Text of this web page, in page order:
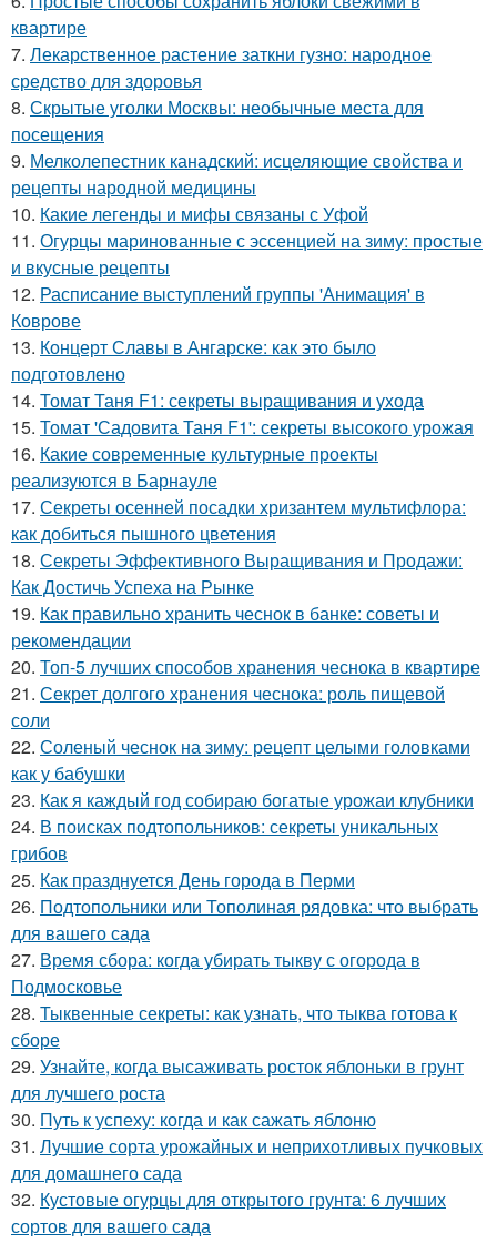
квартире
7. Лекарственное растение заткни гузно: народное
средство для здоровья
8. Скрытые уголки Москвы: необычные места для
посещения
9. Мелколепестник канадский: исцеляющие свойства и
рецепты народной медицины
10. Какие легенды и мифы связаны с Уфой
11. Огурцы маринованные с эссенцией на зиму: простые
и вкусные рецепты
12. Расписание выступлений группы 'Анимация' в
Коврове
13. Концерт Славы в Ангарске: как это было
подготовлено
14. Томат Таня F1: секреты выращивания и ухода
15. Томат 'Садовита Таня F1': секреты высокого урожая
16. Какие современные культурные проекты
реализуются в Барнауле
17. Секреты осенней посадки хризантем мультифлора:
как добиться пышного цветения
18. Секреты Эффективного Выращивания и Продажи:
Как Достичь Успеха на Рынке
19. Как правильно хранить чеснок в банке: советы и
рекомендации
20. Топ-5 лучших способов хранения чеснока в квартире
21. Секрет долгого хранения чеснока: роль пищевой
соли
22. Соленый чеснок на зиму: рецепт целыми головками
как у бабушки
23. Как я каждый год собираю богатые урожаи клубники
24. В поисках подтопольников: секреты уникальных
грибов
25. Как празднуется День города в Перми
26. Подтопольники или Тополиная рядовка: что выбрать
для вашего сада
27. Время сбора: когда убирать тыкву с огорода в
Подмосковье
28. Тыквенные секреты: как узнать, что тыква готова к
сборе
29. Узнайте, когда высаживать росток яблоньки в грунт
для лучшего роста
30. Путь к успеху: когда и как сажать яблоню
31. Лучшие сорта урожайных и неприхотливых пучковых
для домашнего сада
32. Кустовые огурцы для открытого грунта: 6 лучших
сортов для вашего сада